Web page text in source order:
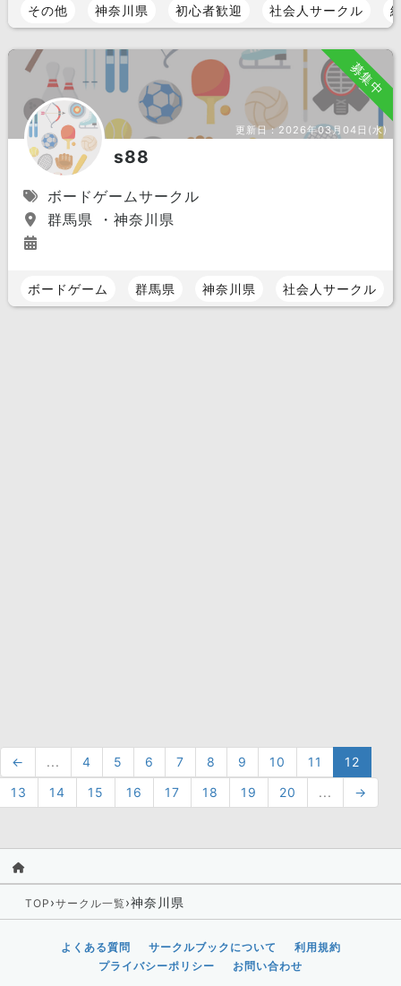
その他 神奈川県 初心者歓迎 社会人サークル
募集中
更新日：2026年03月04日(水)
s88
ボードゲームサークル
群馬県 ・神奈川県
ボードゲーム 群馬県 神奈川県 社会人サークル
← ... 4 5 6 7 8 9 10 11
12
13
14 15 16 17 18 19 20 ... →
TOP ›サークル一覧›神奈川県
よくある質問 サークルブックについて
利用規約
プライバシーポリシー
お問い合わせ